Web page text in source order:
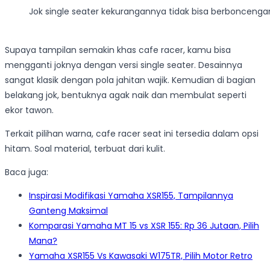
Jok single seater kekurangannya tidak bisa
Supaya tampilan semakin khas cafe racer, kamu bisa
mengganti joknya dengan versi single seater. Desainnya
sangat klasik dengan pola jahitan wajik. Kemudian di bagian
belakang jok, bentuknya agak naik dan membulat seperti
ekor tawon.
Terkait pilihan warna, cafe racer seat ini tersedia dalam opsi
hitam. Soal material, terbuat dari kulit.
Baca juga:
Inspirasi Modifikasi Yamaha XSR155, Tampilannya
Ganteng Maksimal
Komparasi Yamaha MT 15 vs XSR 155: Rp 36 Jutaan, Pilih
Mana?
Yamaha XSR155 Vs Kawasaki W175TR, Pilih Motor Retro